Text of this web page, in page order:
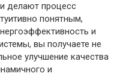
делают процесс
понятным,
и
вы получаете не
улучшение качества
и